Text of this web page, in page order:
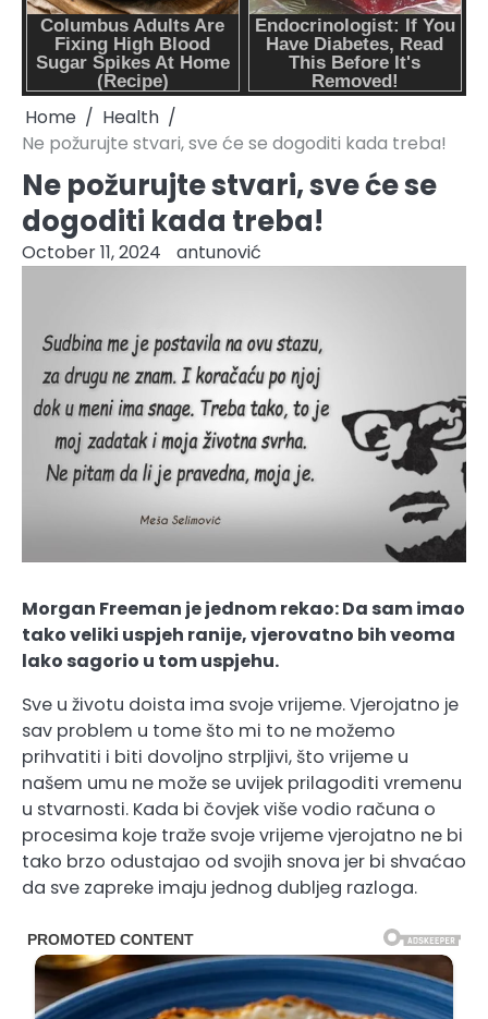
Home
Health
Ne požurujte stvari, sve će se dogoditi kada treba!
Ne požurujte stvari, sve će se
dogoditi kada treba!
October 11, 2024 antunović
Morgan Freeman je jednom rekao: Da sam imao
tako veliki uspjeh ranije, vjerovatno bih veoma
lako sagorio u tom uspjehu.
Sve u životu doista ima svoje vrijeme. Vjerojatno je
sav problem u tome što mi to ne možemo
prihvatiti i biti dovoljno strpljivi, što vrijeme u
našem umu ne može se uvijek prilagoditi vremenu
u stvarnosti. Kada bi čovjek više vodio računa o
procesima koje traže svoje vrijeme vjerojatno ne bi
tako brzo odustajao od svojih snova jer bi shvaćao
da sve zapreke imaju jednog dubljeg razloga.